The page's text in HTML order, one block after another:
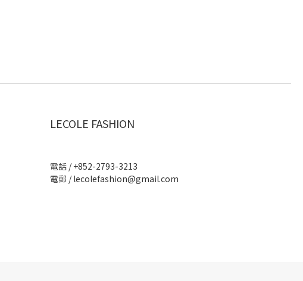
LECOLE FASHION
電話 / +852-2793-3213
電郵 / lecolefashion@gmail.com